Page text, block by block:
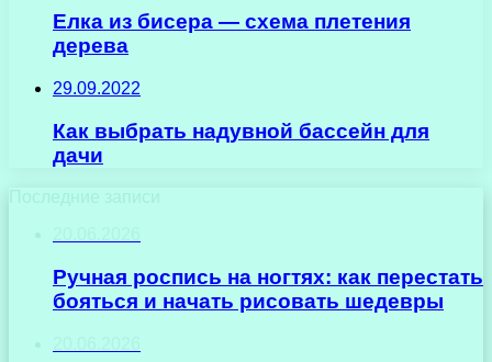
Елка из бисера — схема плетения
дерева
29.09.2022
Как выбрать надувной бассейн для
дачи
Последние записи
Ручная роспись на ногтях: как перестать
бояться и начать рисовать шедевры